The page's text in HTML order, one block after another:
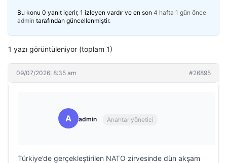
Bu konu 0 yanıt içerir, 1 izleyen vardır ve en son 4 hafta 1 gün önce
admin tarafından güncellenmiştir.
1 yazı görüntüleniyor (toplam 1)
09/07/2026: 8:35 am #26895
A admin Anahtar yönetici
Türkiye’de gerçekleştirilen NATO zirvesinde dün akşam